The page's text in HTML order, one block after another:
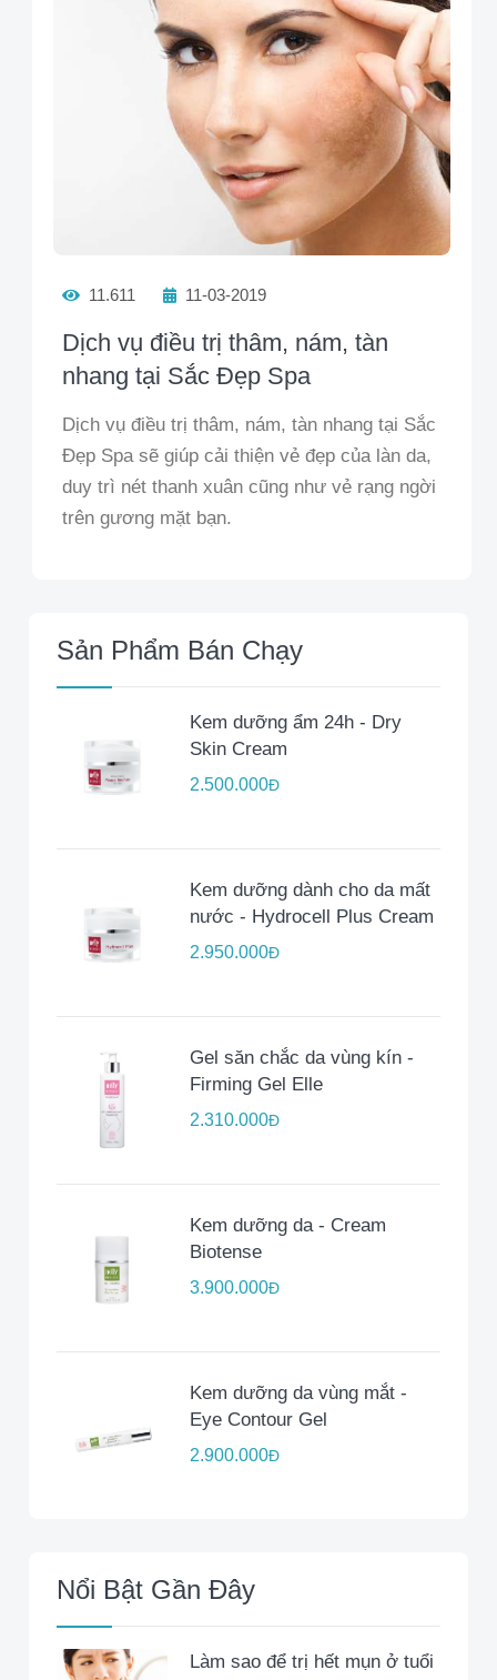
11.611 11-03-2019
Dịch vụ điều trị thâm, nám, tàn
nhang tại Sắc Đẹp Spa
Dịch vụ điều trị thâm, nám, tàn nhang tại Sắc
Đẹp Spa sẽ giúp cải thiện vẻ đẹp của làn da,
duy trì nét thanh xuân cũng như vẻ rạng ngời
trên gương mặt bạn.
Sản Phẩm Bán Chạy
Kem dưỡng ẩm 24h - Dry
Skin Cream
2.500.000Đ
Kem dưỡng dành cho da mất
nước - Hydrocell Plus Cream
2.950.000Đ
Gel săn chắc da vùng kín -
Firming Gel Elle
2.310.000Đ
Kem dưỡng da - Cream
Biotense
3.900.000Đ
Kem dưỡng da vùng mắt -
Eye Contour Gel
2.900.000Đ
Nổi Bật Gần Đây
Làm sao để trị hết mụn ở tuổi